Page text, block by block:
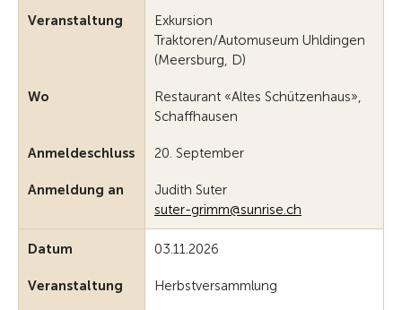
Veranstaltung
Exkursion
Traktoren/Automuseum Uhldingen
(Meersburg, D)
Wo
Restaurant «Altes Schützenhaus»,
Schaffhausen
Anmeldeschluss 20. September
Anmeldung an
Judith Suter
suter-grimm@sunrise.ch
Datum 03.11.2026
Veranstaltung Herbstversammlung